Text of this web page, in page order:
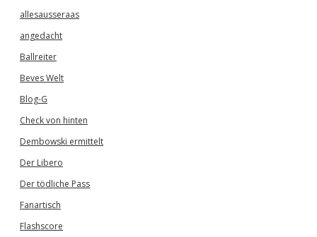
allesausseraas
angedacht
Ballreiter
Beves Welt
Blog-G
Check von hinten
Dembowski ermittelt
Der Libero
Der tödliche Pass
Fanartisch
Flashscore